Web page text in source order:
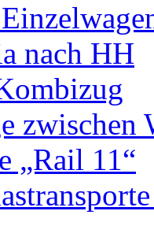
nach HH
zwischen
„Rail 11“